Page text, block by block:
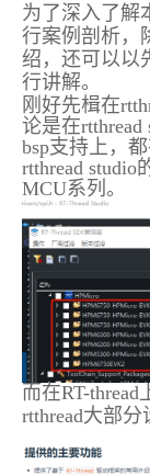
为了深入了解
行案例剖析，
绍，还可以以
行讲解。
刚好先楫在
论是在rtthread
bsp支持上，
rtthread
MCU系列。
而在RT-
rtthread大部分